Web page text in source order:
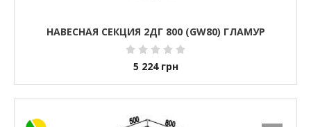
НАВЕСНАЯ СЕКЦИЯ 2ДГ 800 (GW80) ГЛАМУР
5 224 грн